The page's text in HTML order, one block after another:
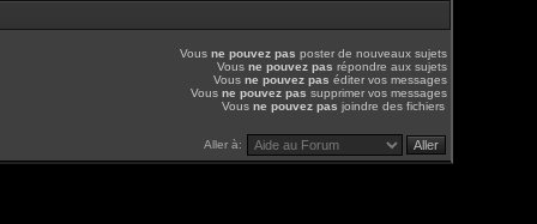
Vous ne pouvez pas poster de nouveaux sujets
Vous ne pouvez pas répondre aux sujets
Vous ne pouvez pas éditer vos messages
Vous ne pouvez pas supprimer vos messages
Vous ne pouvez pas joindre des fichiers
Aller à: